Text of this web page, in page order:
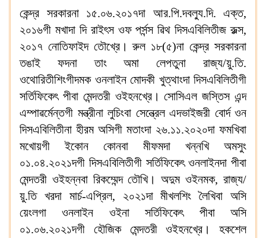
কেন্দ্র সরকারনা ১৫.০৬.২০১৭দা আর.পি.দবল্যু.দি. এক্ত,
২০১৬গী মখাদা দি রাইৎস ওফ পর্সন্স ৱিথ দিসএবিলিতীজ রুল্স,
২০১৭ নোতিফাইদ তৌখ্রে। রুল ১৮(৫)না কেন্দ্র সরকারনা
তঙাই ফদনা তাং অমা লেপতুনা রাজ্য/য়ু.তি.
ওথোরিতীশিংগীদমক ওনলাইন মোদকী খুত্থাংদা দিসএবিলিতীগী
সর্তিফিকেৎ পীবা মেন্দতরী ওইহনখ্রে। সোসিএল জস্তিস এন্দ
এম্পাৱর্মেন্তগী মন্ত্রীনা লুচিংবা সেন্ত্রেল এদভাইজরী বোর্দ ওন
দিসএবিলিতীনা হীরম অসিগী মতাংদা ২৬.১১.২০২০দা ফমখিবা
মখোয়গী ইকোন কোনবা মীফমদা খন্নখি অমসুং
০১.০৪.২০২১দগী দিসএবিলিতীগী সর্তিফিকেৎ ওনলাইনদা পীবা
মেন্দতরী ওইহন্নবা রিকম্মেন্দ তৌখি। অদুম ওইনমক, রাজ্য/
য়ু.তি খরদা মার্চ-এপ্রিল, ২০২১দা মীখলশিং লৈখিবা অসি
য়েংলগা ওনলাইন ওইনা সর্তিফিকেৎ পীবা অসি
০১.০৬.২০২১দগী হৌজিক মেন্দতরী ওইহনখ্রে। হকশেল